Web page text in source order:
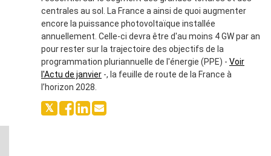
centrales au sol. La France a ainsi de quoi augmenter
encore la puissance photovoltaïque installée
annuellement. Celle-ci devra être d'au moins 4 GW par an
pour rester sur la trajectoire des objectifs de la
programmation pluriannuelle de l'énergie (PPE) - Voir
l'Actu de janvier -, la feuille de route de la France à
l’horizon 2028.